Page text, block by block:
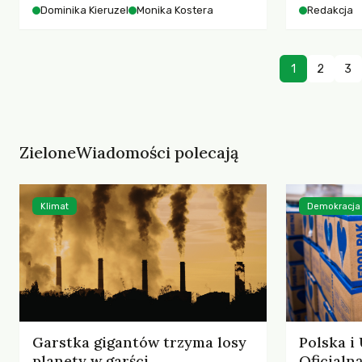
współczesnego miasta.
Dominika Kieruzel Monika Kostera Redakcja
1 2 3
ZieloneWiadomości polecają
Garstka gigantów trzyma losy
Klimat
Polska i
Demokracja